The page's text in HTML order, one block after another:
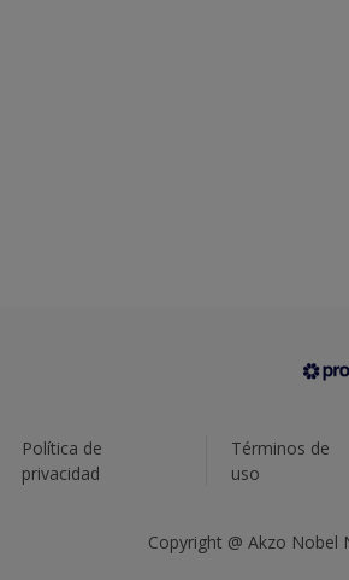
Política de
privacidad
Términos de
uso
Copyright @ Akzo Nobel